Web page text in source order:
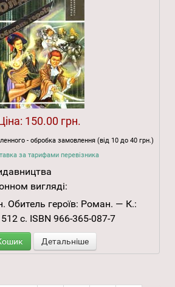
150.00 грн.
- обробка замовлення (від 10 до 40 грн.)
за тарифами перевізника
вигляді:
Обитель героїв: Роман. — К.:
с. ISBN 966-365-087-7
Детальніше